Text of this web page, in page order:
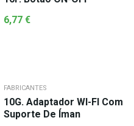
6,77 €
FABRICANTES
10G. Adaptador WI-FI Com
Suporte De Íman